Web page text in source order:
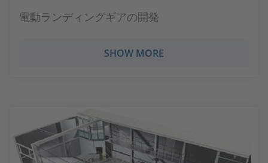
電動ランディングギアの開発
SHOW MORE